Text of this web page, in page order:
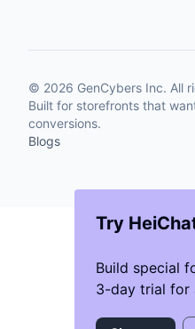
Try
Build special
3-day trial for
© 2026 GenCybers Inc. All
Built for storefronts that
conversions.
Blogs